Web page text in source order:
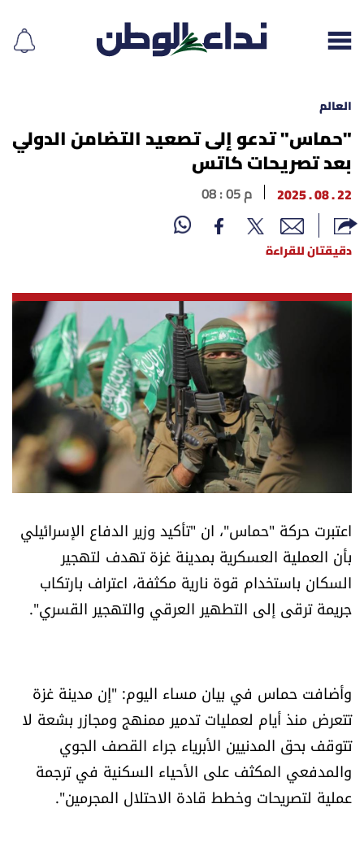
إقرأ الجريدة
لبنان
الغلاف
نداء اليوم
نداء القرّاء
كتّابنا
تحت المجهر
اقتصاد
العالم
الصحافة الإسرائيلية
العالم
"حماس" تدعو إلى تصعيد التضامن الدولي
بعد تصريحات كاتس
22 . 08 . 2025 08 : 05 م
دقيقتان للقراءة
اعتبرت حركة "حماس"، ان "تأكيد وزير الدفاع الإسرائيلي
بأن العملية العسكرية بمدينة غزة تهدف لتهجير
السكان باستخدام قوة نارية مكثفة، اعتراف بارتكاب
جريمة ترقى إلى التطهير العرقي والتهجير القسري".
وأضافت حماس في بيان مساء اليوم: "إن مدينة غزة
تتعرض منذ أيام لعمليات تدمير ممنهج ومجازر بشعة لا
تتوقف بحق المدنيين الأبرياء جراء القصف الجوي
والمدفعي المكثف على الأحياء السكنية في ترجمة
عملية لتصريحات وخطط قادة الاحتلال المجرمين".